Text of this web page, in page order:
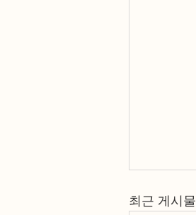
최근 게시물